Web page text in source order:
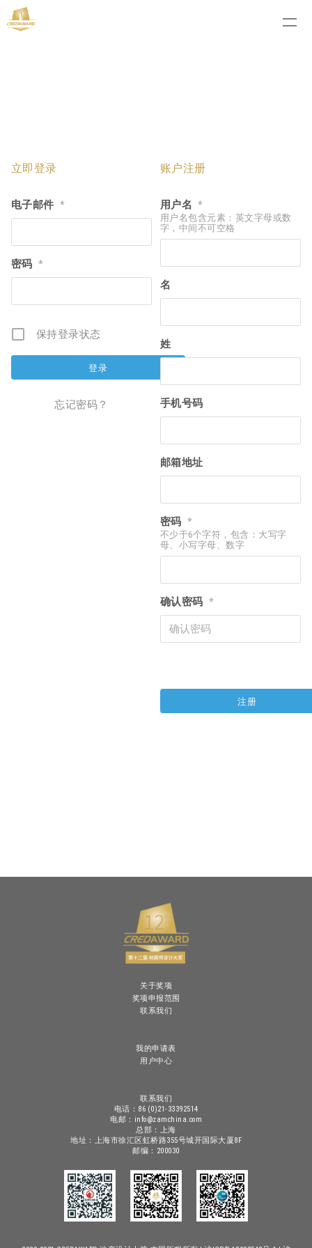
立即登录
电子邮件 *
密码 *
保持登录状态
忘记密码？
账户注册
用户名 *
用户名包含元素：英文字母或数
字，中间不可空格
名
姓
手机号码
邮箱地址
密码 *
不少于6个字符，包含：大写字
母、小写字母、数字
确认密码 *
关于奖项
奖项申报范围
联系我们
我的申请表
用户中心
联系我们
电话：86 (0)21-33392514
电邮：info@zamchina.com
总部：上海
地址：上海市徐汇区虹桥路355号城开国际大厦8F
邮编：200030